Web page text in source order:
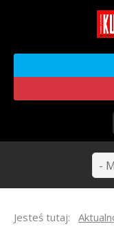
Jesteś tutaj: